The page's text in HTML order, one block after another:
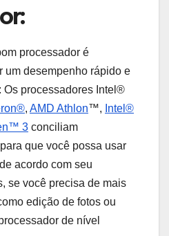
processador é
um desempenho rápido e
Os processadores Intel®
, AMD Athlon™, Intel®
3 conciliam
que você possa usar
acordo com seu
se você precisa de mais
edição de fotos ou
de nível